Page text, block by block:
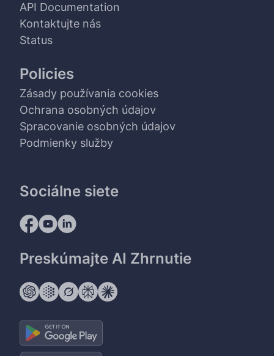
API Documentation
Kontaktujte nás
Status
Policies
Zásady používania cookies
Ochrana osobných údajov
Spracovanie osobných údajov
Podmienky služby
Sociálne siete
Preskúmajte AI Zhrnutie